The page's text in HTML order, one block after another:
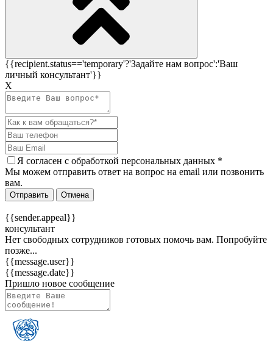
{{recipient.status=='temporary'?'Задайте нам вопрос':'Ваш
личный консультант'}}
Х
Я согласен c обработкой персональных данных *
Мы можем отправить ответ на вопрос на email или позвонить
вам.
Отправить Отмена
{{sender.appeal}}
консультант
Нет свободных сотрудников готовых помочь вам. Попробуйте
позже...
{{message.user}}
{{message.date}}
Пришло новое сообщение